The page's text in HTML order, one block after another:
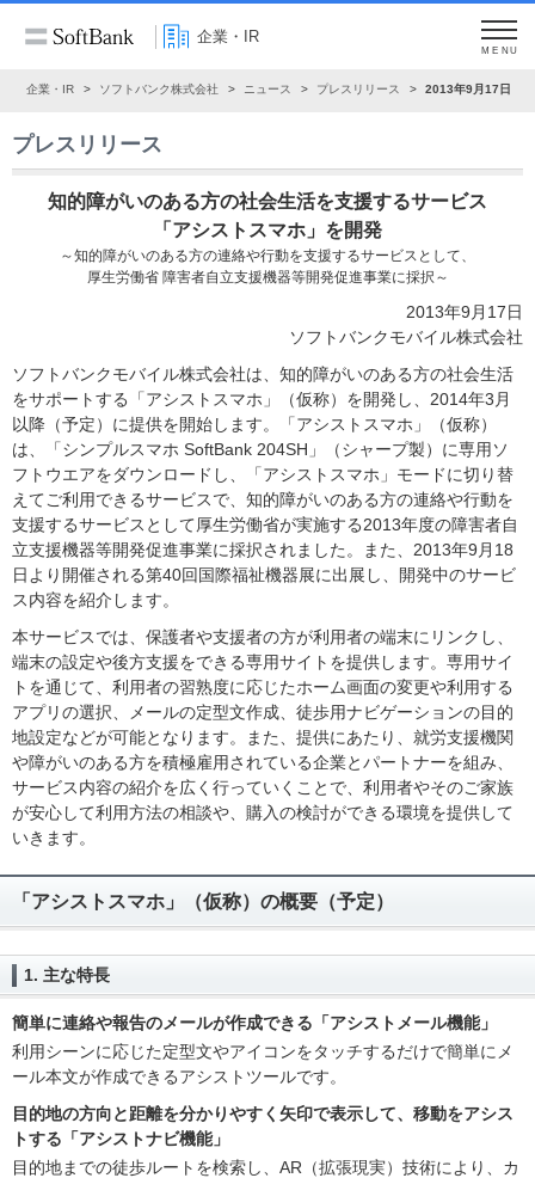
企業・IR
MENU
企業・IR ソフトバンク株式会社 ニュース プレスリリース 2013年9月17日
プレスリリース
知的障がいのある方の社会生活を支援するサービス
「アシストスマホ」を開発
～知的障がいのある方の連絡や行動を支援するサービスとして、
厚生労働省 障害者自立支援機器等開発促進事業に採択～
2013年9月17日
ソフトバンクモバイル株式会社
ソフトバンクモバイル株式会社は、知的障がいのある方の社会生活
をサポートする「アシストスマホ」（仮称）を開発し、2014年3月
以降（予定）に提供を開始します。「アシストスマホ」（仮称）
は、「シンプルスマホ SoftBank 204SH」（シャープ製）に専用ソ
フトウエアをダウンロードし、「アシストスマホ」モードに切り替
えてご利用できるサービスで、知的障がいのある方の連絡や行動を
支援するサービスとして厚生労働省が実施する2013年度の障害者自
立支援機器等開発促進事業に採択されました。また、2013年9月18
日より開催される第40回国際福祉機器展に出展し、開発中のサービ
ス内容を紹介します。
本サービスでは、保護者や支援者の方が利用者の端末にリンクし、
端末の設定や後方支援をできる専用サイトを提供します。専用サイ
トを通じて、利用者の習熟度に応じたホーム画面の変更や利用する
アプリの選択、メールの定型文作成、徒歩用ナビゲーションの目的
地設定などが可能となります。また、提供にあたり、就労支援機関
や障がいのある方を積極雇用されている企業とパートナーを組み、
サービス内容の紹介を広く行っていくことで、利用者やそのご家族
が安心して利用方法の相談や、購入の検討ができる環境を提供して
いきます。
「アシストスマホ」（仮称）の概要（予定）
1. 主な特長
簡単に連絡や報告のメールが作成できる「アシストメール機能」
利用シーンに応じた定型文やアイコンをタッチするだけで簡単にメ
ール本文が作成できるアシストツールです。
目的地の方向と距離を分かりやすく矢印で表示して、移動をアシス
トする「アシストナビ機能」
目的地までの徒歩ルートを検索し、AR（拡張現実）技術により、カ